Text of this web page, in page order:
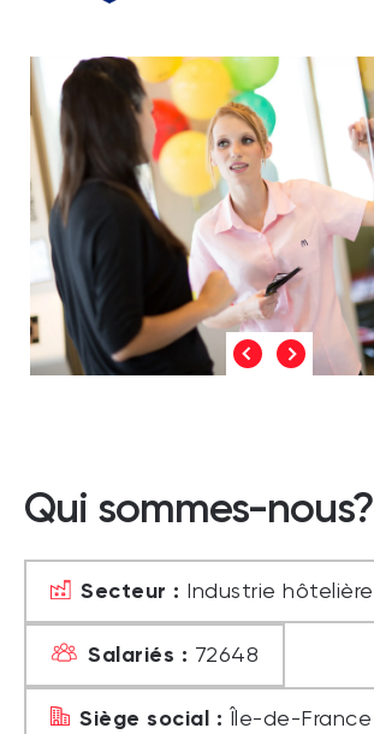
Qui sommes-nous?
Secteur : Industrie hôtelière
Salariés : 72648
Siège social : Île-de-France